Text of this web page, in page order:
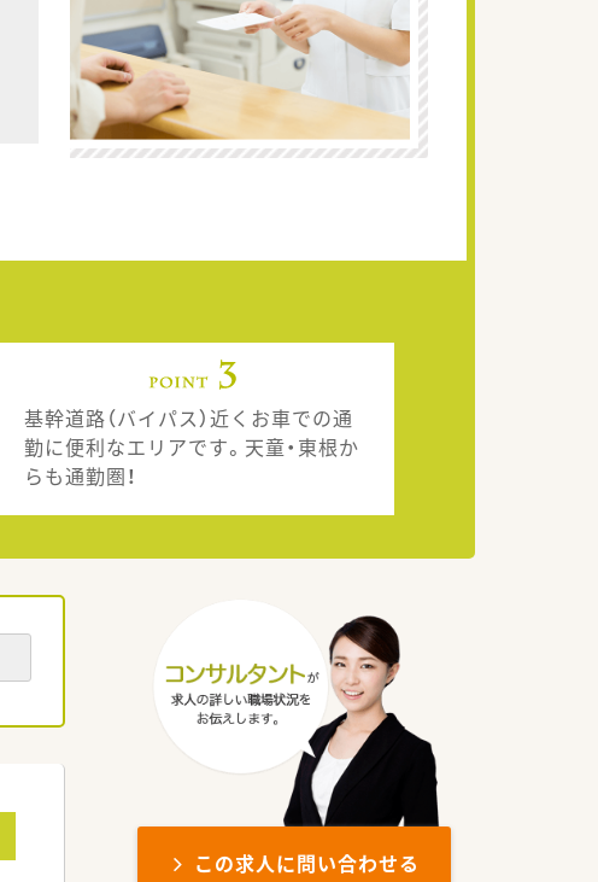
基幹道路（バイパス）近くお車での通
勤に便利なエリアです。天童・東根か
らも通勤圏！
この求人に問い合わせる